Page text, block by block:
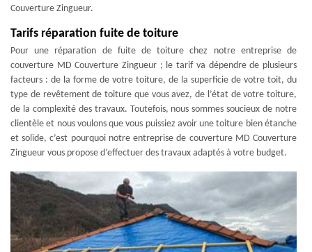
Couverture Zingueur.
Tarifs réparation fuite de toiture
Pour une réparation de fuite de toiture chez notre entreprise de
couverture MD Couverture Zingueur ; le tarif va dépendre de plusieurs
facteurs : de la forme de votre toiture, de la superficie de votre toit, du
type de revêtement de toiture que vous avez, de l’état de votre toiture,
de la complexité des travaux. Toutefois, nous sommes soucieux de notre
clientèle et nous voulons que vous puissiez avoir une toiture bien étanche
et solide, c’est pourquoi notre entreprise de couverture MD Couverture
Zingueur vous propose d’effectuer des travaux adaptés à votre budget.